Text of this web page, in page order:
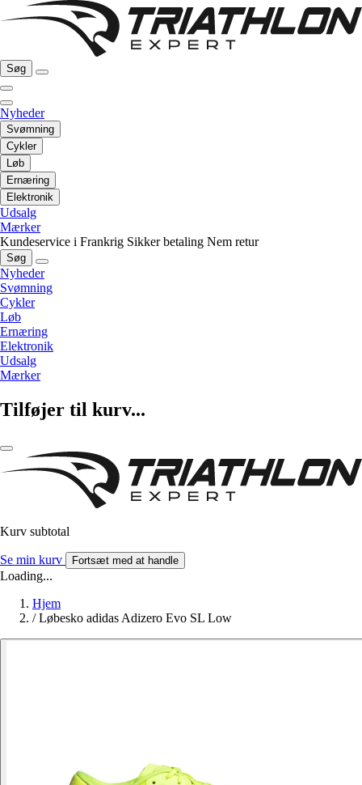
Søg
Nyheder
Svømning
Cykler
Løb
Ernæring
Elektronik
Udsalg
Mærker
Kundeservice i Frankrig Sikker betaling Nem retur
Søg
Nyheder
Svømning
Cykler
Løb
Ernæring
Elektronik
Udsalg
Mærker
Tilføjer til kurv...
Kurv subtotal
Se min kurv Fortsæt med at handle
Loading...
Hjem
/ Løbesko adidas Adizero Evo SL Low